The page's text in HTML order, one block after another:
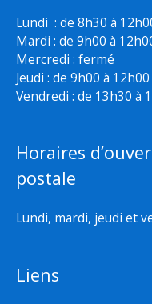
Lundi : de 8h30 à
Mardi : de 9h00 à
Mercredi : fermé
Jeudi : de 9h00 à
Vendredi : de 13h30 à
Horaires
postale
Lundi, mardi, jeudi et
Liens